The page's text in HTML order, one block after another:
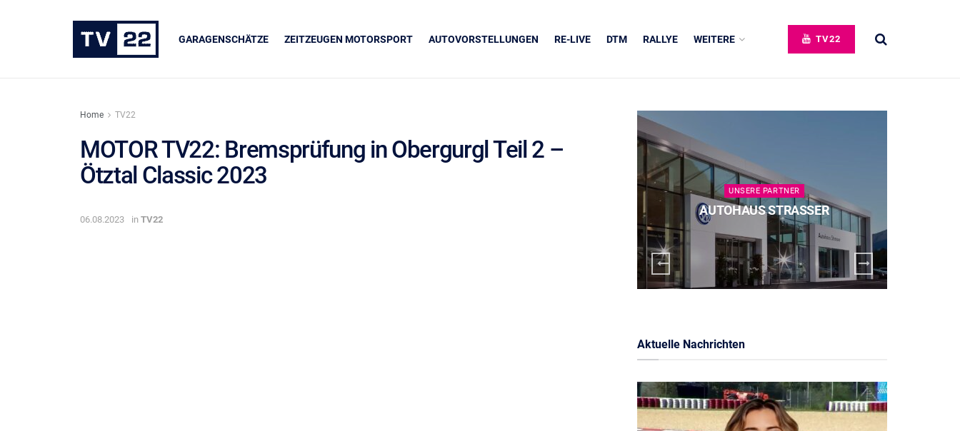
GARAGENSCHÄTZE ZEITZEUGEN MOTORSPORT AUTOVORSTELLUNGEN RE-LIVE DTM RALLYE WEITERE TV22
Home TV22
MOTOR TV22: Bremsprüfung in Obergurgl Teil 2 –
Ötztal Classic 2023
06.08.2023 in TV22
UNSERE PARTNER
AUTOHAUS STRASSER
Aktuelle Nachrichten